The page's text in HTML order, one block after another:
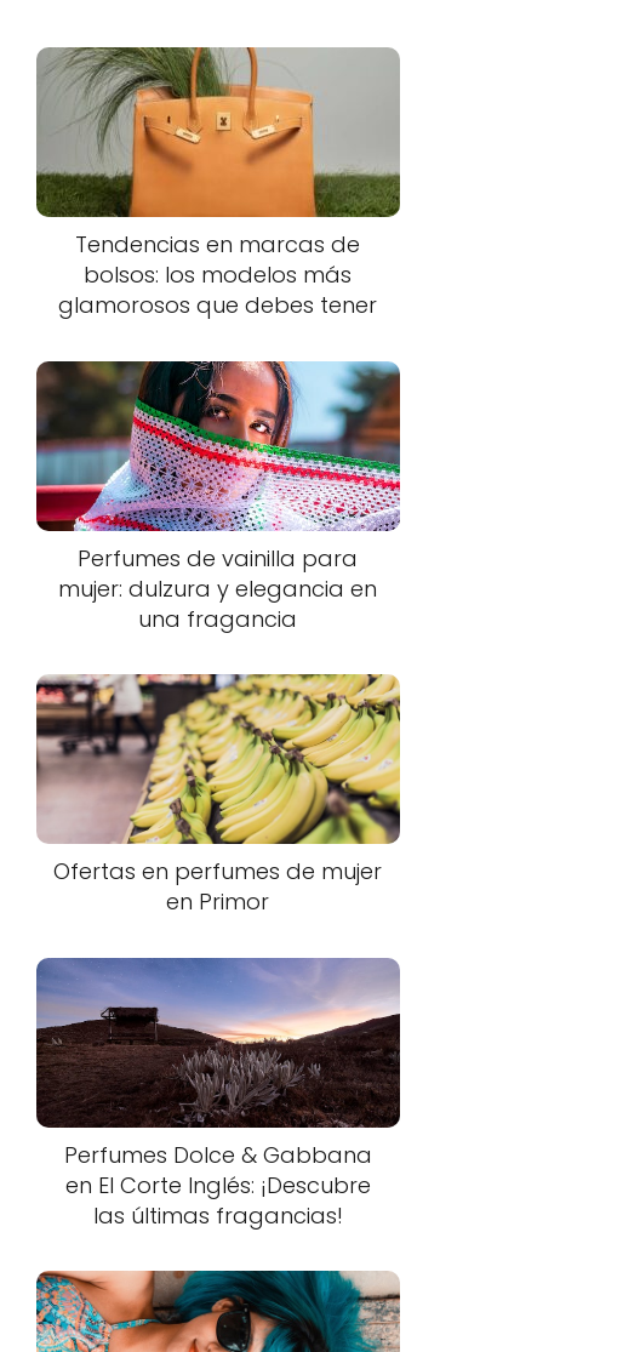
Tendencias en marcas de
bolsos: los modelos más
glamorosos que debes tener
Perfumes de vainilla para
mujer: dulzura y elegancia en
una fragancia
Ofertas en perfumes de mujer
en Primor
Perfumes Dolce & Gabbana
en El Corte Inglés: ¡Descubre
las últimas fragancias!